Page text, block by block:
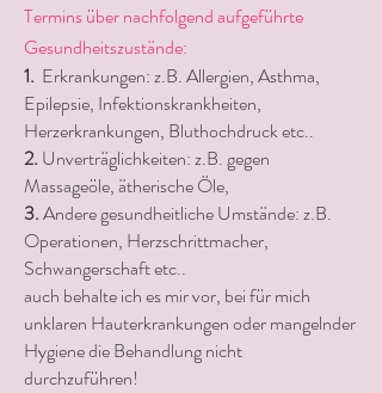
Termins über nachfolgend aufgeführte
Gesundheitszustände:
1. Erkrankungen: z.B. Allergien, Asthma,
Epilepsie, Infektionskrankheiten,
Herzerkrankungen, Bluthochdruck etc..
2. Unverträglichkeiten: z.B. gegen
Massageöle, ätherische Öle,
3.Andere gesundheitliche Umstände: z.B.
Operationen, Herzschrittmacher,
Schwangerschaft etc..
auch behalte ich es mir vor, bei für mich
unklaren Hauterkrankungen oder mangelnder
Hygiene die Behandlung nicht
durchzuführen!